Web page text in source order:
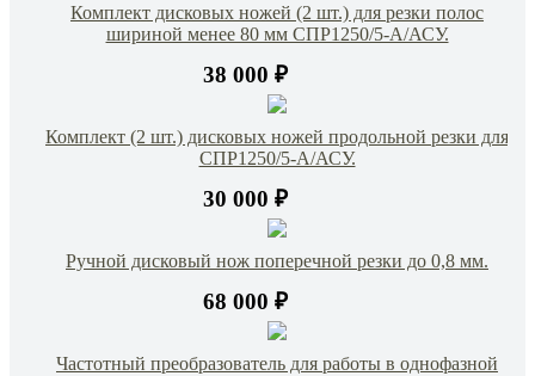
Комплект дисковых ножей (2 шт.) для резки полос
шириной менее 80 мм СПР1250/5-А/АСУ.
38 000 ₽
Комплект (2 шт.) дисковых ножей продольной резки для
СПР1250/5-А/АСУ.
30 000 ₽
Ручной дисковый нож поперечной резки до 0,8 мм.
68 000 ₽
Частотный преобразователь для работы в однофазной